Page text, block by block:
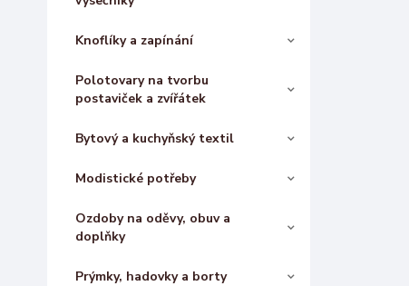
Knoflíky a zapínání
Polotovary na tvorbu
postaviček a zvířátek
Bytový a kuchyňský textil
Modistické potřeby
Ozdoby na oděvy, obuv a
doplňky
Prýmky, hadovky a borty